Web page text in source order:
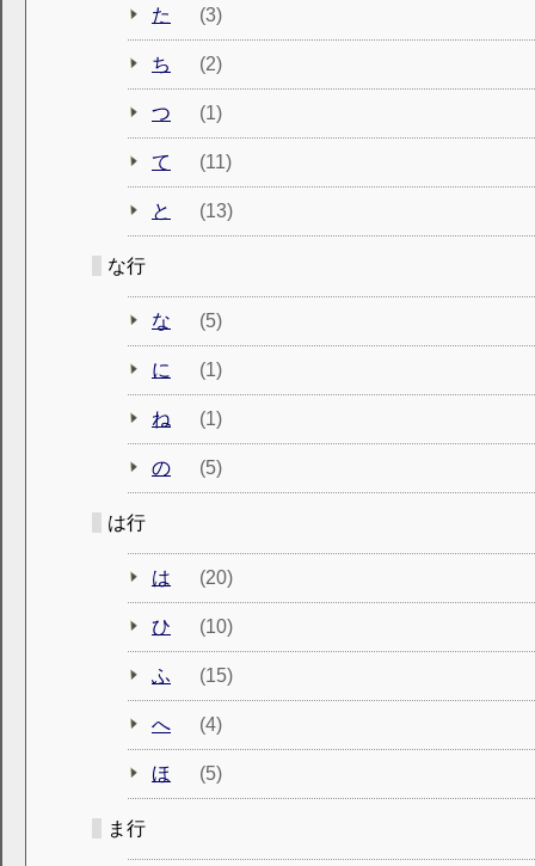
た (3)
ち (2)
つ (1)
て (11)
と (13)
な行
な (5)
に (1)
ね (1)
の (5)
は行
は (20)
ひ (10)
ふ (15)
へ (4)
ほ (5)
ま行